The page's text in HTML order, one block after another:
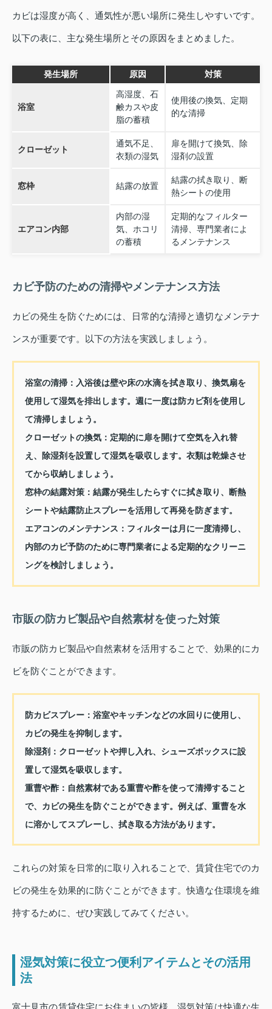
カビは湿度が高く、通気性が悪い場所に発生しやすいです。
以下の表に、主な発生場所とその原因をまとめました。
発生場所 原因 対策
浴室
高湿度、石
鹸カスや皮
脂の蓄積
使用後の換気、定期
的な清掃
クローゼット
通気不足、
衣類の湿気
扉を開けて換気、除
湿剤の設置
窓枠 結露の放置
結露の拭き取り、断
熱シートの使用
エアコン内部
内部の湿
気、ホコリ
の蓄積
定期的なフィルター
清掃、専門業者によ
るメンテナンス
カビ予防のための清掃やメンテナンス方法
カビの発生を防ぐためには、日常的な清掃と適切なメンテナ
ンスが重要です。以下の方法を実践しましょう。
浴室の清掃： 入浴後は壁や床の水滴を拭き取り、換気扇を
使用して湿気を排出します。週に一度は防カビ剤を使用し
て清掃しましょう。
クローゼットの換気： 定期的に扉を開けて空気を入れ替
え、除湿剤を設置して湿気を吸収します。衣類は乾燥させ
てから収納しましょう。
窓枠の結露対策： 結露が発生したらすぐに拭き取り、断熱
シートや結露防止スプレーを活用して再発を防ぎます。
エアコンのメンテナンス： フィルターは月に一度清掃し、
内部のカビ予防のために専門業者による定期的なクリーニ
ングを検討しましょう。
市販の防カビ製品や自然素材を使った対策
市販の防カビ製品や自然素材を活用することで、効果的にカ
ビを防ぐことができます。
防カビスプレー： 浴室やキッチンなどの水回りに使用し、
カビの発生を抑制します。
除湿剤： クローゼットや押し入れ、シューズボックスに設
置して湿気を吸収します。
重曹や酢： 自然素材である重曹や酢を使って清掃すること
で、カビの発生を防ぐことができます。例えば、重曹を水
に溶かしてスプレーし、拭き取る方法があります。
これらの対策を日常的に取り入れることで、賃貸住宅でのカ
ビの発生を効果的に防ぐことができます。快適な住環境を維
持するために、ぜひ実践してみてください。
湿気対策に役立つ便利アイテムとその活用
法